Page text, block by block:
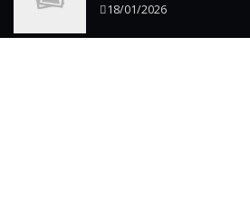
18/01/2026